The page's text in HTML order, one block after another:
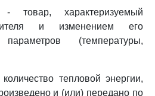
- товар, характеризуемый
и изменением его
параметров (температуры,
тепловой энергии,
и (или) передано по